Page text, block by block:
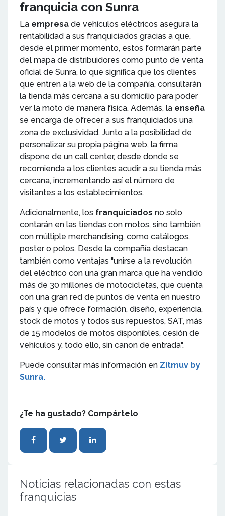
franquicia con Sunra
La empresa de vehículos eléctricos asegura la
rentabilidad a sus franquiciados gracias a que,
desde el primer momento, estos formarán parte
del mapa de distribuidores como punto de venta
oficial de Sunra, lo que significa que los clientes
que entren a la web de la compañía, consultarán
la tienda más cercana a su domicilio para poder
ver la moto de manera física. Además, la enseña
se encarga de ofrecer a sus franquiciados una
zona de exclusividad. Junto a la posibilidad de
personalizar su propia página web, la firma
dispone de un call center, desde donde se
recomienda a los clientes acudir a su tienda más
cercana, incrementando así el número de
visitantes a los establecimientos.
Adicionalmente, los franquiciados no solo
contarán en las tiendas con motos, sino también
con múltiple merchandising, como catálogos,
poster o polos. Desde la compañía destacan
también como ventajas "unirse a la revolución
del eléctrico con una gran marca que ha vendido
más de 30 millones de motocicletas, que cuenta
con una gran red de puntos de venta en nuestro
país y que ofrece formación, diseño, experiencia,
stock de motos y todos sus repuestos, SAT, más
de 15 modelos de motos disponibles, cesión de
vehículos y, todo ello, sin canon de entrada".
Puede consultar más información en Zitmuv by
Sunra.
¿Te ha gustado? Compártelo
Noticias relacionadas con estas
franquicias